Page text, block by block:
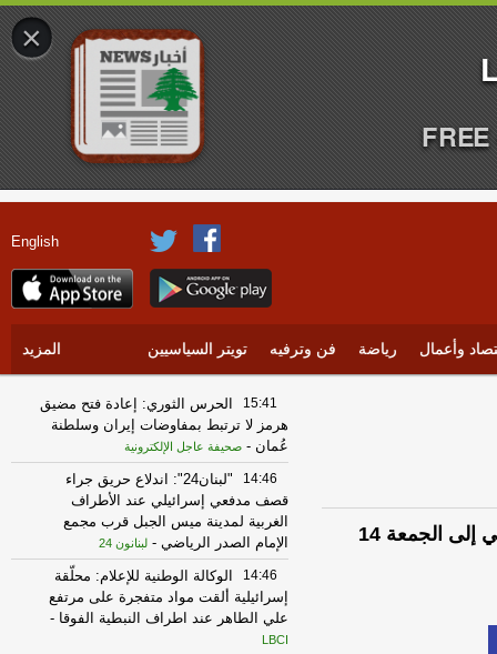
English
وأعمال رياضة فن وترفيه تويتر السياسيين المزيد
توقعات برج "الأسد" من السبت 08 تشرين الثاني إلى الجمعة 14
15:41
الحرس الثوري: إعادة فتح مضيق
هرمز لا ترتبط بمفاوضات إيران وسلطنة
عُمان - صحيفة عاجل الإلكترونية
14:46
"لبنان24": اندلاع حريق جراء
قصف مدفعي إسرائيلي عند الأطراف
الغربية لمدينة ميس الجبل قرب مجمع
الإمام الصدر الرياضي - لبنانون 24
14:46
الوكالة الوطنية للإعلام: محلّقة
إسرائيلية ألقت مواد متفجرة على مرتفع
علي الطاهر عند اطراف النبطية الفوقا -
LBCI
×